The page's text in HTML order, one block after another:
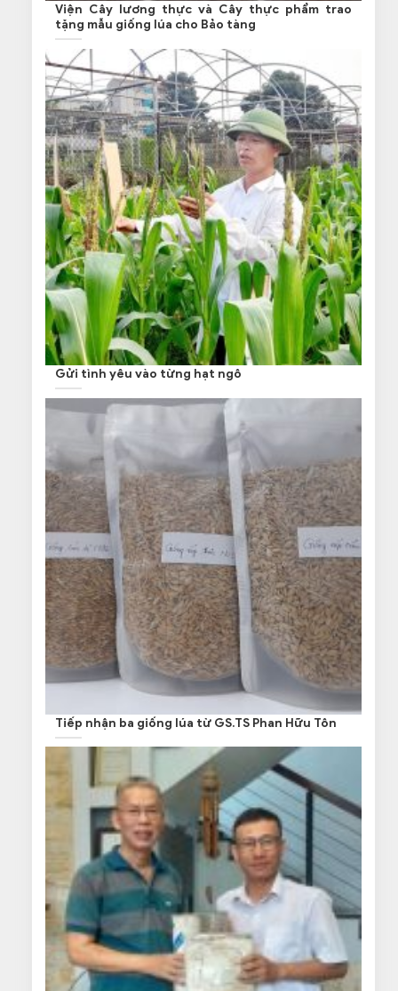
Viện Cây lương thực và Cây thực phẩm trao
tặng mẫu giống lúa cho Bảo tàng
Gửi tình yêu vào từng hạt ngô
Tiếp nhận ba giống lúa từ GS.TS Phan Hữu Tôn